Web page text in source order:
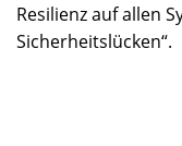
Resilienz auf allen
Sicherheitslücken“.